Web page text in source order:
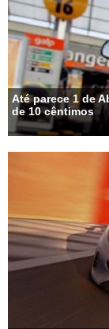
Até parece 1 de
de 10 cêntimos